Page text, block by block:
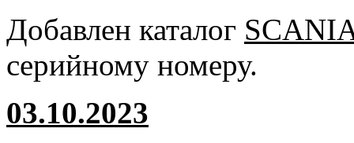
Добавлен каталог
серийному номеру.
03.10.2023